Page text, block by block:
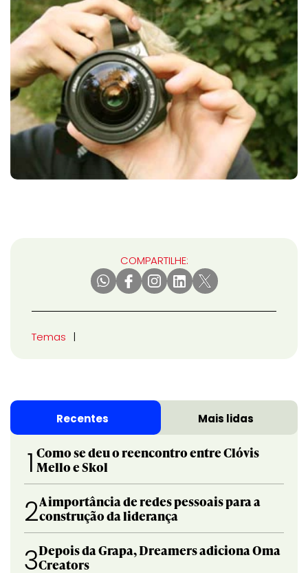
COMPARTILHE:
Temas
Recentes Mais lidas
1 Como se deu o reencontro entre Clóvis
Mello e Skol
2A importância de redes pessoais para a
construção da liderança
3Depois da Grapa, Dreamers adiciona Oma
Creators